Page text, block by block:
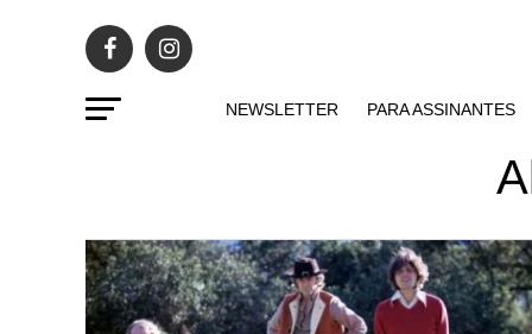
NEWSLETTER PARA ASSINANTES